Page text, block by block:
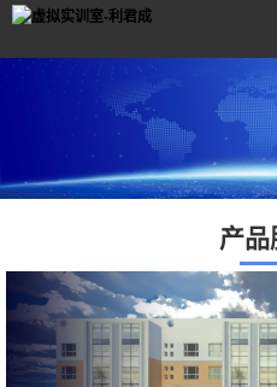
产品